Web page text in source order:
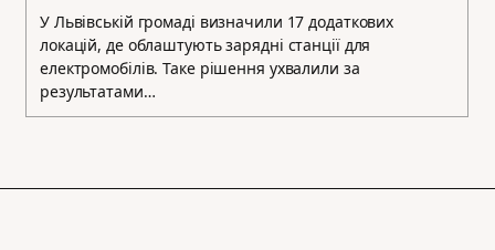
У Львівській громаді визначили 17 додаткових
локацій, де облаштують зарядні станції для
електромобілів. Таке рішення ухвалили за
результатами…